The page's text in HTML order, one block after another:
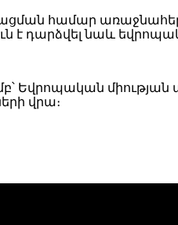
համար
է դարձվել նաև
Եվրոպական
վրա։